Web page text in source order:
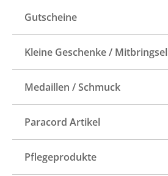
Gutscheine
Kleine Geschenke / Mitbringsel
Medaillen / Schmuck
Paracord Artikel
Pflegeprodukte